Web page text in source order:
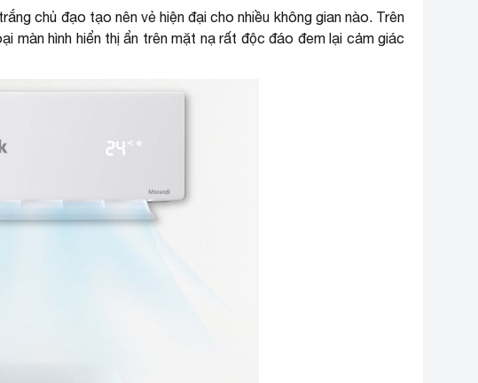
chủ đạo tạo nên vẻ hiện đại cho nhiều không gian nào. Trên
màn hình hiển thị ẩn trên mặt nạ rất độc đáo đem lại cảm giác